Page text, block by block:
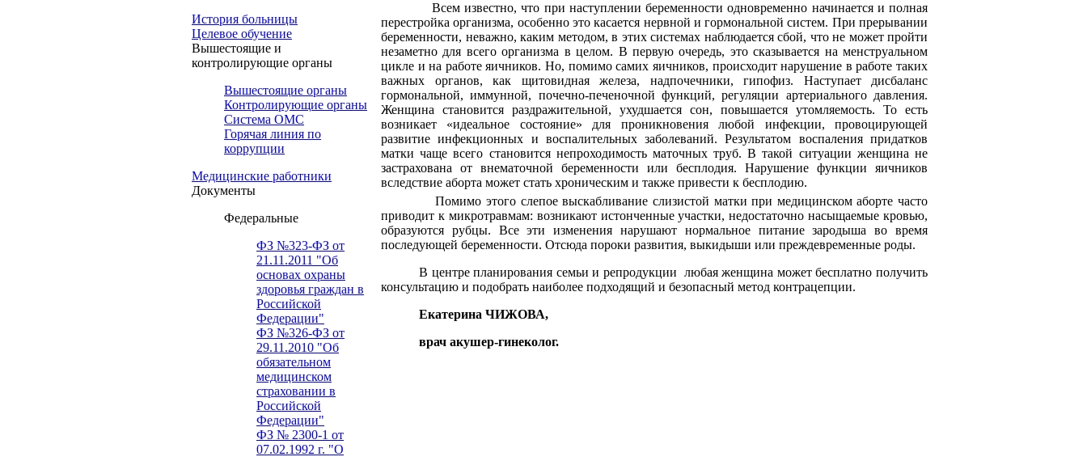
История больницы
Целевое обучение
Вышестоящие и
контролирующие органы
Вышестоящие органы
Контролирующие органы
Система ОМС
Горячая линия по
коррупции
Медицинские работники
Документы
Федеральные
ФЗ №323-ФЗ от
21.11.2011 "Об
основах охраны
здоровья граждан в
Российской
Федерации"
ФЗ №326-ФЗ от
29.11.2010 "Об
обязательном
медицинском
страховании в
Российской
Федерации"
ФЗ № 2300-1 от
07.02.1992 г. "О
Всем известно, что при наступлении беременности одновременно начинается и полная
перестройка организма, особенно это касается нервной и гормональной систем. При прерывании
беременности, неважно, каким методом, в этих системах наблюдается сбой, что не может пройти
незаметно для всего организма в целом. В первую очередь, это сказывается на менструальном
цикле и на работе яичников. Но, помимо самих яичников, происходит нарушение в работе таких
важных органов, как щитовидная железа, надпочечники, гипофиз. Наступает дисбаланс
гормональной, иммунной, почечно-печеночной функций, регуляции артериального давления.
Женщина становится раздражительной, ухудшается сон, повышается утомляемость. То есть
возникает «идеальное состояние» для проникновения любой инфекции, провоцирующей
развитие инфекционных и воспалительных заболеваний. Результатом воспаления придатков
матки чаще всего становится непроходимость маточных труб. В такой ситуации женщина не
застрахована от внематочной беременности или бесплодия. Нарушение функции яичников
вследствие аборта может стать хроническим и также привести к бесплодию.
Помимо этого слепое выскабливание слизистой матки при медицинском аборте часто
приводит к микротравмам: возникают истонченные участки, недостаточно насыщаемые кровью,
образуются рубцы. Все эти изменения нарушают нормальное питание зародыша во время
последующей беременности. Отсюда пороки развития, выкидыши или преждевременные роды.
В центре планирования семьи и репродукции любая женщина может бесплатно получить
консультацию и подобрать наиболее подходящий и безопасный метод контрацепции.
Екатерина ЧИЖОВА,
врач акушер-гинеколог.